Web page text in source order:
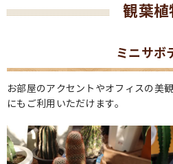
観葉植
ミニサボ
お部屋のアクセントやオフィスの美
にもご利用いただけます。